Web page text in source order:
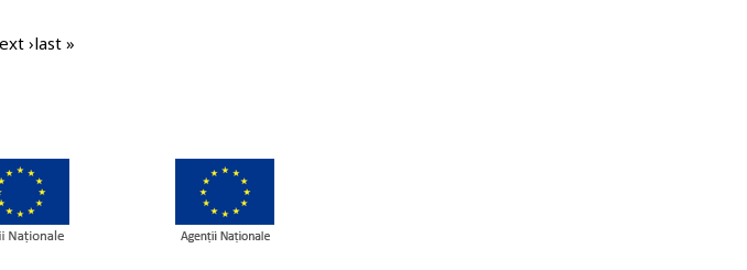
›ultima
last »